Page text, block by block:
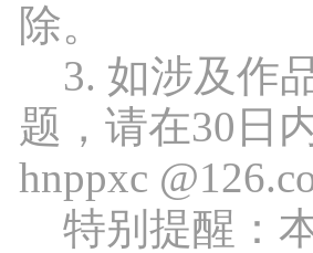
除。
3. 如涉及作
题，请在30日
hnppxc
特别提醒：